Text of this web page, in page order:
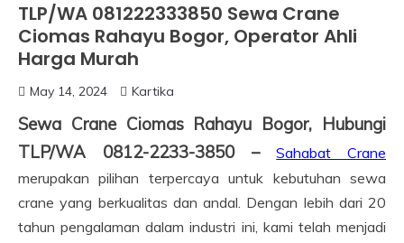
TLP/WA 081222333850 Sewa Crane
Ciomas Rahayu Bogor, Operator Ahli
Harga Murah
May 14, 2024 Kartika
Sewa Crane Ciomas Rahayu Bogor, Hubungi
TLP/WA 0812-2233-3850 –Sahabat Crane
merupakan pilihan terpercaya untuk kebutuhan sewa
crane yang berkualitas dan andal. Dengan lebih dari 20
tahun pengalaman dalam industri ini, kami telah menjadi